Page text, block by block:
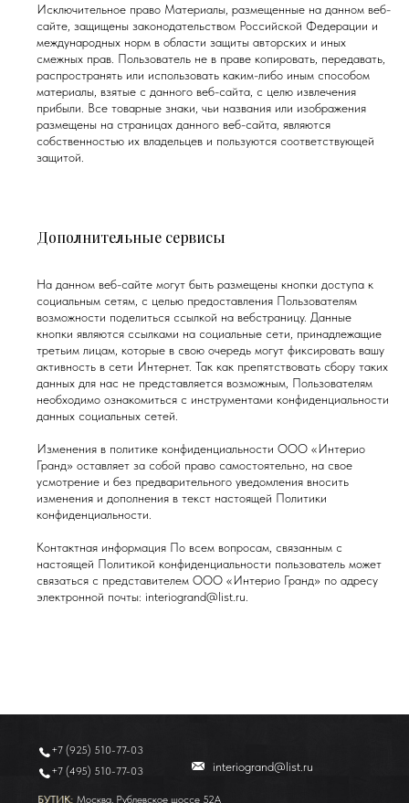
Исключительное право Материалы, размещенные на данном веб-
сайте, защищены законодательством Российской Федерации и
международных норм в области защиты авторских и иных
смежных прав. Пользователь не в праве копировать, передавать,
распространять или использовать каким-либо иным способом
материалы, взятые с данного веб-сайта, с целю извлечения
прибыли. Все товарные знаки, чьи названия или изображения
размещены на страницах данного веб-сайта, являются
собственностью их владельцев и пользуются соответствующей
защитой.
Дополнительные сервисы
На данном веб-сайте могут быть размещены кнопки доступа к
социальным сетям, с целью предоставления Пользователям
возможности поделиться ссылкой на вебстраницу. Данные
кнопки являются ссылками на социальные сети, принадлежащие
третьим лицам, которые в свою очередь могут фиксировать вашу
активность в сети Интернет. Так как препятствовать сбору таких
данных для нас не представляется возможным, Пользователям
необходимо ознакомиться с инструментами конфиденциальности
данных социальных сетей.
Изменения в политике конфиденциальности ООО «Интерио
Гранд» оставляет за собой право самостоятельно, на свое
усмотрение и без предварительного уведомления вносить
изменения и дополнения в текст настоящей Политики
конфиденциальности.
Контактная информация По всем вопросам, связанным с
настоящей Политикой конфиденциальности пользователь может
связаться с представителем ООО «Интерио Гранд» по адресу
электронной почты: interiogrand@list.ru.
БУТИК:
БУТИК:
interiogrand@list.ru
+7 (495) 510-77-03
+7 (925) 510-77-03
Москва, Рублевское шоссе 52А